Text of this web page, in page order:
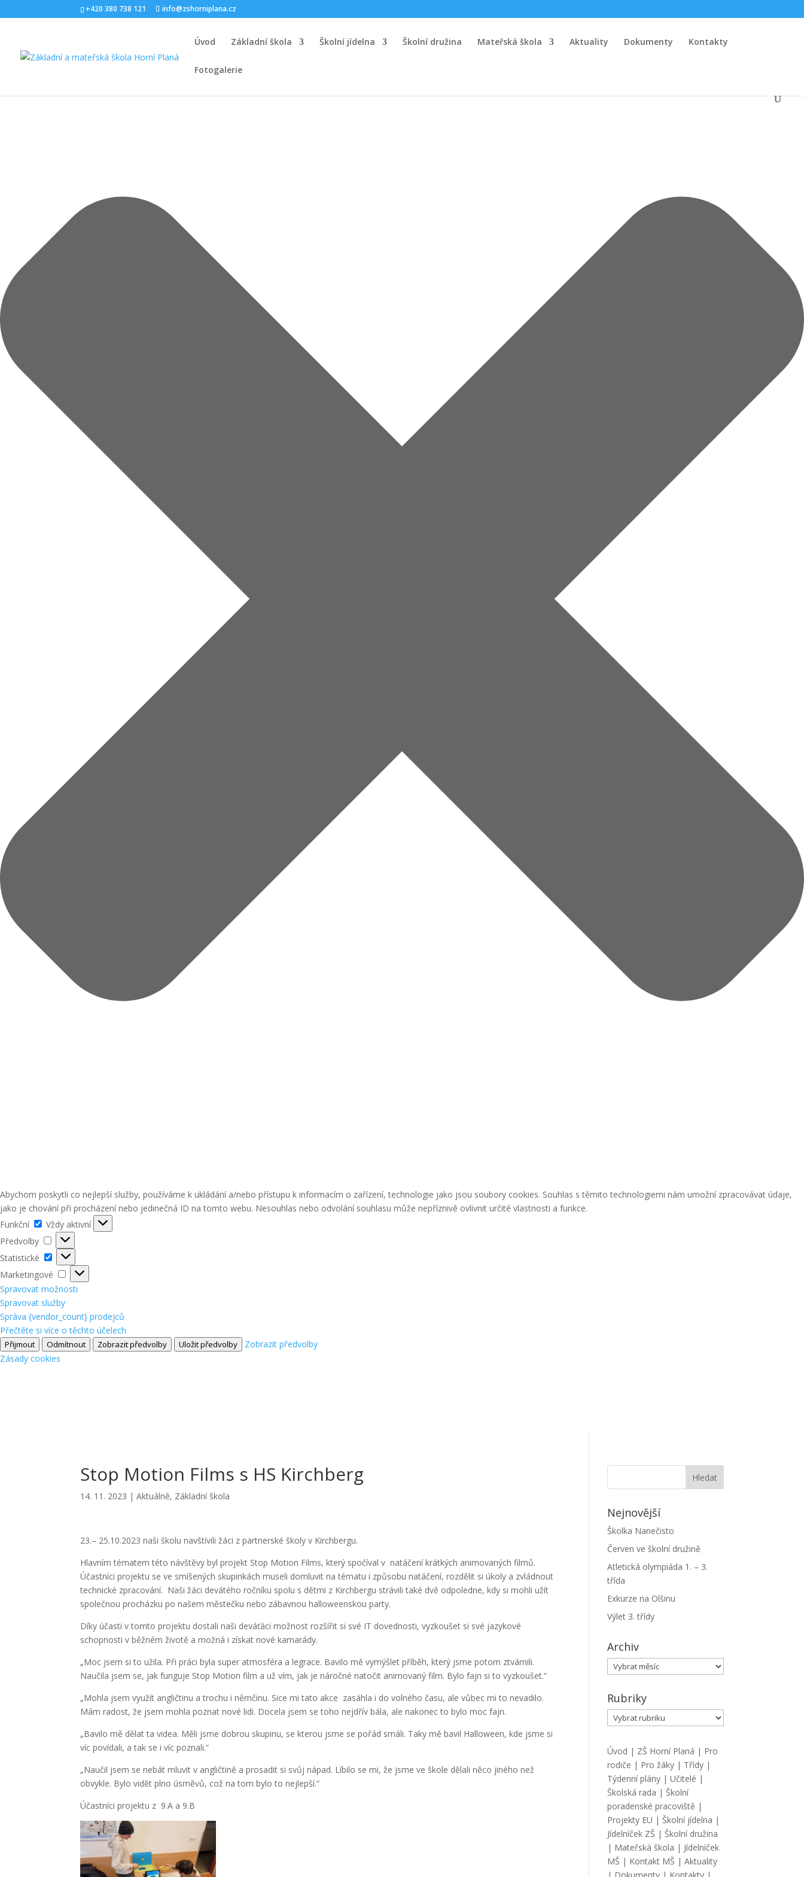
Spravovat Souhlas s cookies
Abychom poskytli co nejlepší služby, používáme k ukládání a/nebo přístupu k informacím o zařízení, technologie jako jsou soubory cookies. Souhlas s těmito technologiemi nám umožní zpracovávat údaje,
jako je chování při procházení nebo jedinečná ID na tomto webu. Nesouhlas nebo odvolání souhlasu může nepříznivě ovlivnit určité vlastnosti a funkce.
Funkční
Funkční
Vždy aktivní
Předvolby
Předvolby
Statistické
Statistické
Marketingové
Marketingové
Spravovat možnosti
Spravovat služby
Správa {vendor_count} prodejců
Přečtěte si více o těchto účelech
Přijmout Odmítnout Zobrazit předvolby Uložit předvolby
Zobrazit předvolby
Zásady cookies
+420 380 738 121 info@zshorniplana.cz
Úvod Základní škola Školní jídelna Školní družina Mateřská škola Aktuality Dokumenty Kontakty
Fotogalerie
Stop Motion Films s HS Kirchberg
14. 11. 2023 |Aktuálně, Základní škola
23.– 25.10.2023 naši školu navštívili žáci z partnerské školy v Kirchbergu.
Hlavním tématem této návštěvy byl projekt Stop Motion Films, který spočíval v natáčení krátkých animovaných filmů.
Účastníci projektu se ve smíšených skupinkách museli domluvit na tématu i způsobu natáčení, rozdělit si úkoly a zvládnout
technické zpracování. Naši žáci devátého ročníku spolu s dětmi z Kirchbergu strávili také dvě odpoledne, kdy si mohli užít
společnou procházku po našem městečku nebo zábavnou halloweenskou party.
Díky účasti v tomto projektu dostali naši deváťáci možnost rozšířit si své IT dovednosti, vyzkoušet si své jazykové
schopnosti v běžném životě a možná i získat nové kamarády.
„Moc jsem si to užila. Při práci byla super atmosféra a legrace. Bavilo mě vymýšlet příběh, který jsme potom ztvárnili.
Naučila jsem se, jak funguje Stop Motion film a už vím, jak je náročné natočit animovaný film. Bylo fajn si to vyzkoušet.“
„Mohla jsem využít angličtinu a trochu i němčinu. Sice mi tato akce zasáhla i do volného času, ale vůbec mi to nevadilo.
Mám radost, že jsem mohla poznat nové lidi. Docela jsem se toho nejdřív bála, ale nakonec to bylo moc fajn.
„Bavilo mě dělat ta videa. Měli jsme dobrou skupinu, se kterou jsme se pořád smáli. Taky mě bavil Halloween, kde jsme si
víc povídali, a tak se i víc poznali.“
„Naučil jsem se nebát mluvit v angličtině a prosadit si svůj nápad. Líbilo se mi, že jsme ve škole dělali něco jiného než
obvykle. Bylo vidět plno úsměvů, což na tom bylo to nejlepší.“
Účastníci projektu z 9.A a 9.B
Nejnovější
Školka Nanečisto
Červen ve školní družině
Atletická olympiáda 1. – 3.
třída
Exkurze na Olšinu
Výlet 3. třídy
Archiv
Archiv
Rubriky
Rubriky
Úvod | ZŠ Horní Planá | Pro
rodiče | Pro žáky | Třídy |
Týdenní plány |Učitelé |
Školská rada |Školní
poradenské pracoviště |
Projekty EU |Školní jídelna |
Jídelníček ZŠ |Školní družina
| Mateřská škola | Jídelníček
MŠ | Kontakt MŠ |Aktuality